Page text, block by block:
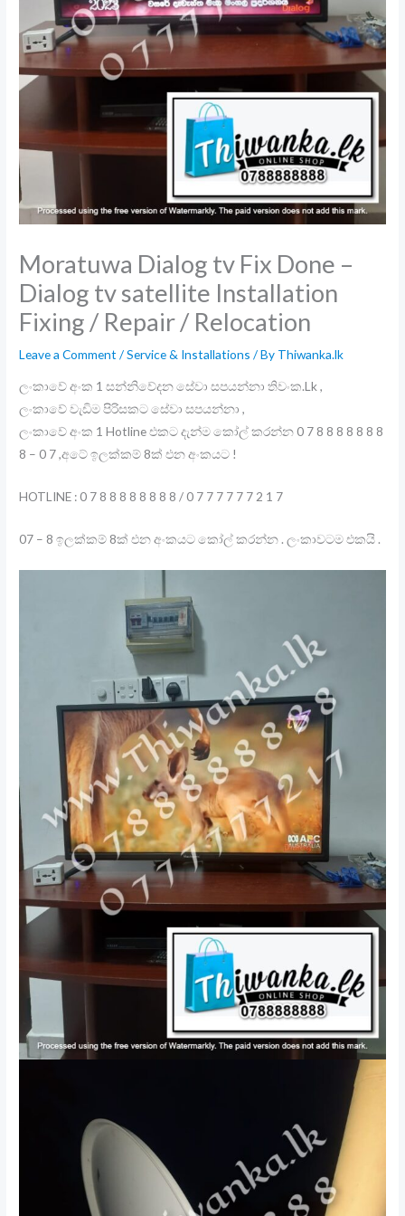
Moratuwa Dialog tv Fix Done –
Dialog tv satellite Installation
Fixing / Repair / Relocation
Leave a Comment /Service & Installations / By Thiwanka.lk
ලංකාවේ අංක 1 සන්නිවේදන සේවා සපයන්නා තිවංක.Lk ,
ලංකාවේ වැඩිම පිරිසකට සේවා සපයන්නා ,
ලංකාවේ අංක 1 Hotline එකට දැන්ම කෝල් කරන්න 0 7 8 8 8 8 8 8 8
8 – 0 7 ,අටේ ඉලක්කම් 8ක් එන අංකයට !
HOTLINE : 0 7 8 8 8 8 8 8 8 8 / 0 7 7 7 7 7 7 2 1 7
07 – 8 ඉලක්කම් 8ක් එන අංකයට කෝල් කරන්න . ලංකාවටම එකයි .